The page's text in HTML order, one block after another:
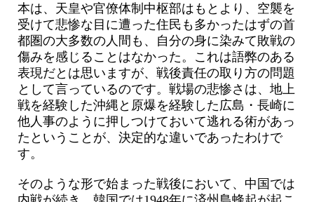
本は、天皇や官僚体制中枢部はもとより、空襲を
受けて悲惨な目に遭った住民も多かったはずの首
都圏の大多数の人間も、自分の身に染みて敗戦の
傷みを感じることはなかった。これは語弊のある
表現だとは思いますが、戦後責任の取り方の問題
として言っているのです。戦場の悲惨さは、地上
戦を経験した沖縄と原爆を経験した広島・長崎に
他人事のように押しつけておいて逃れる術があっ
たということが、決定的な違いであったわけで
す。
そのような形で始まった戦後において、中国では